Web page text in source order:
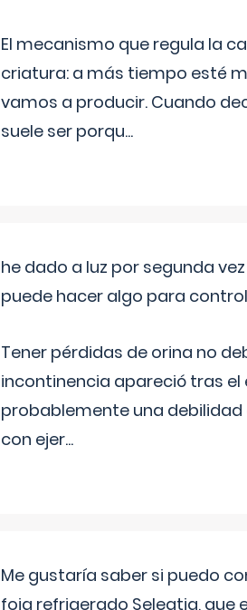
El mecanismo que regula la
criatura: a más tiempo esté
vamos a producir. Cuando
suele ser porqu...
he dado a luz por segunda
puede hacer algo para
Tener pérdidas de orina no
incontinencia apareció tras
probablemente una debilidad
con ejer...
Me gustaría saber si puedo
foia refrigerado Seleqtia, que